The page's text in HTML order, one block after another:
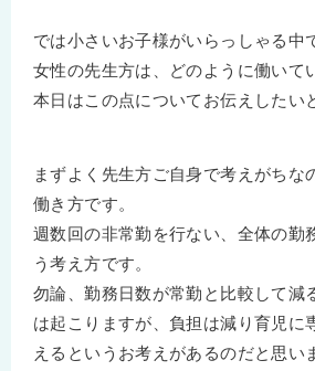
では小さいお子様がいらっしゃる中
女性の先生方は、どのように働いて
本日はこの点についてお伝えしたい
まずよく先生方ご自身で考えがちな
働き方です。
週数回の非常勤を行ない、全体の勤
う考え方です。
勿論、勤務日数が常勤と比較して減
は起こりますが、負担は減り育児に
えるというお考えがあるのだと思い